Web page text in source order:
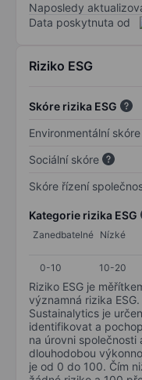
Naposledy
Data poskytnuta od
Riziko ESG
Skóre rizika ESG
Environmentální skóre
Sociální skóre
Skóre řízení
Kategorie rizika ESG
Zanedbatelné Nízké
0-10
10-20
Riziko ESG je
významná rizika
Sustainalytics je
identifikovat a
na úrovni společnosti
dlouhodobou
je od 0 do 100. Čím